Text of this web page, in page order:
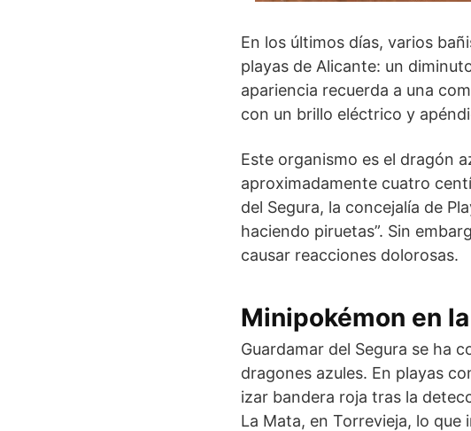
En los últimos días, varios
playas de Alicante: un
apariencia recuerda a una
con un brillo eléctrico y
Este organismo es el dragón
aproximadamente cuatro
del Segura, la concejalía de
haciendo piruetas”. Sin
causar reacciones dolorosas.
Minipokémon en
Guardamar del Segura se ha
dragones azules. En playas
izar bandera roja tras la
La Mata, en Torrevieja, lo que